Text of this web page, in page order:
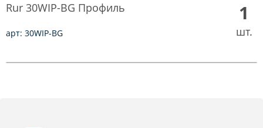
Rur 30WIP-BG Профиль
арт: 30WIP-BG
1
шт.